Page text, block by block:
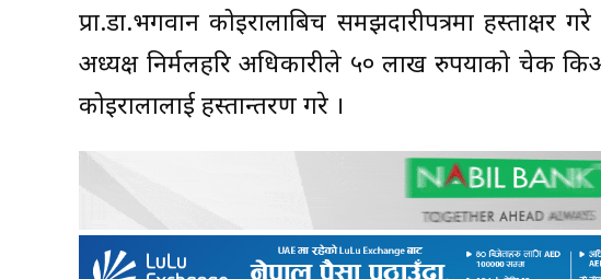
प्रा.डा.भगवान कोइरालाबिच समझदारीपत्रमा
अध्यक्ष निर्मलहरि अधिकारीले ५० लाख रुपैंयाको चेक
कोइरालालाई हस्तान्तरण गरे ।